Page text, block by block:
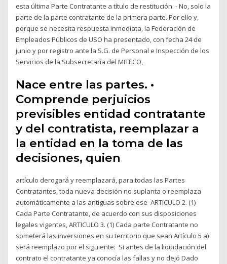
esta última Parte Contratante a título de restitución. - No, solo la
parte de la parte contratante de la primera parte. Por ello y,
porque se necesita respuesta inmediata, la Federación de
Empleados Públicos de USO ha presentado, con fecha 24 de
junio y por registro ante la S.G. de Personal e Inspección de los
Servicios de la Subsecretaría del MITECO,
Nace entre las partes. •
Comprende perjuicios
previsibles entidad contratante
y del contratista, reemplazar a
la entidad en la toma de las
decisiones, quien
artículo derogará y reemplazará, para todas las Partes
Contratantes, toda nueva decisión no suplanta o reemplaza
automáticamente a las antiguas sobre ese ARTICULO 2. (1)
Cada Parte Contratante, de acuerdo con sus disposiciones
legales vigentes, ARTICULO 3. (1) Cada parte Contratante no
someterá las inversiones en su territorio que sean Artículo 5 a)
será reemplazo por el siguiente: Si antes de la liquidación del
contrato el contratante ya conocía las fallas y no dejó Dado